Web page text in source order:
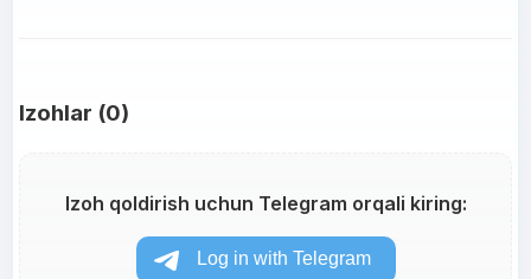
Izohlar (0)
Izoh qoldirish uchun Telegram orqali kiring: